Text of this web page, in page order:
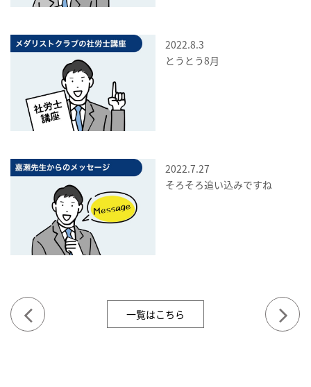
2022.8.3
とうとう8月
2022.7.27
そろそろ追い込みですね
一覧はこちら